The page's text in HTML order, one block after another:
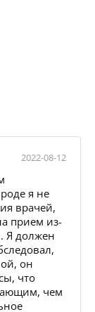
2022-08-12
я не
врачей,
прием из-
Я должен
он
что
чем